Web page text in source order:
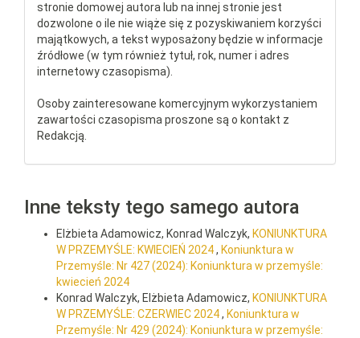
stronie domowej autora lub na innej stronie jest
dozwolone o ile nie wiąże się z pozyskiwaniem korzyści
majątkowych, a tekst wyposażony będzie w informacje
źródłowe (w tym również tytuł, rok, numer i adres
internetowy czasopisma).
Osoby zainteresowane komercyjnym wykorzystaniem
zawartości czasopisma proszone są o kontakt z
Redakcją.
Inne teksty tego samego autora
Elżbieta Adamowicz, Konrad Walczyk, KONIUNKTURA
W PRZEMYŚLE: KWIECIEŃ 2024, Koniunktura w
Przemyśle: Nr 427 (2024): Koniunktura w przemyśle:
kwiecień 2024
Konrad Walczyk, Elżbieta Adamowicz, KONIUNKTURA
W PRZEMYŚLE: CZERWIEC 2024, Koniunktura w
Przemyśle: Nr 429 (2024): Koniunktura w przemyśle: